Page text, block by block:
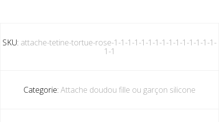
SKU: attache-tetine-tortue-rose-1-1-1-1-1-1-1-1-1-1-1-1-1-1-1-
1-1
Categorie: Attache doudou fille ou garçon silicone